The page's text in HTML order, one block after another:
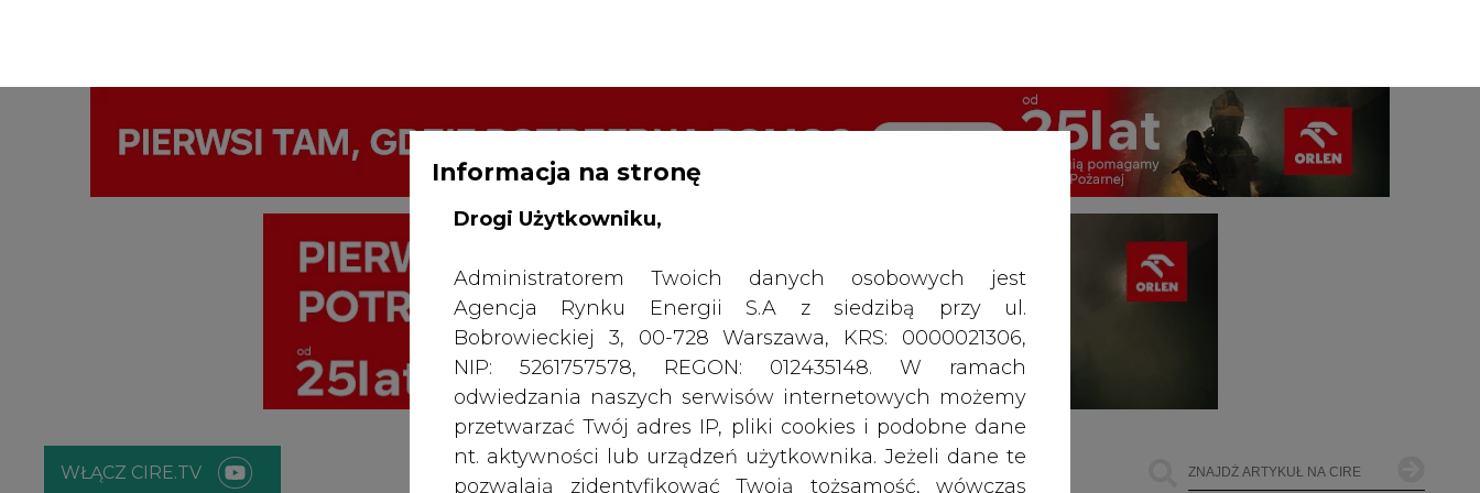
ENERGETYKA ZIELONA GOSPODARKA ZMIANY KADROWE NA RYNKU CIEPŁOWNICTWO OFFSHORE WIND INNE
Informacja na stronę
Drogi Użytkowniku,
Administratorem Twoich danych osobowych jest
Agencja Rynku Energii S.A z siedzibą przy ul.
NIP: 5261757578, REGON: 012435148. W ramach
odwiedzania naszych serwisów internetowych możemy
przetwarzać Twój adres IP, pliki cookies i podobne dane
nt. aktywności lub urządzeń użytkownika. Jeżeli dane te
pozwalają zidentyfikować Twoją tożsamość, wówczas
będą traktowane dodatkowo jako dane osobowe
zgodnie z Rozporządzeniem Parlamentu Europejskiego i